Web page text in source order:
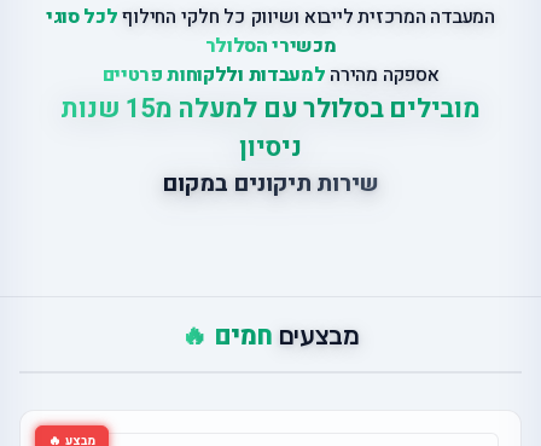
המעבדה המרכזית לייבוא ושיווק כל חלקי החילוףלכל סוגי
מכשירי הסלולר
אספקה מהירה למעבדות וללקוחות פרטיים
מובילים בסלולר עם למעלה מ15 שנות
ניסיון
שירות תיקונים במקום
מבצעים חמים 🔥
מבצע 🔥